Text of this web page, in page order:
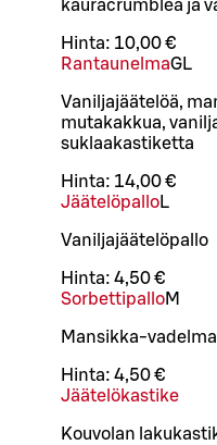
kauracrumblea ja
Hinta: 10,00 €
RantaunelmaGL
Vaniljajäätelöä,
mutakakkua,
suklaakastiketta
Hinta: 14,00 €
JäätelöpalloL
Vaniljajäätelöpallo
Hinta: 4,50 €
SorbettipalloM
Mansikka-
Hinta: 4,50 €
Jäätelökastike
Kouvolan